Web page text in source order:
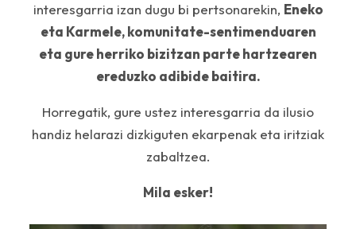
interesgarria izan dugu bi pertsonarekin, Eneko
eta Karmele, komunitate-sentimenduaren
eta gure herriko bizitzan parte hartzearen
ereduzko adibide baitira.
Horregatik, gure ustez interesgarria da ilusio
handiz helarazi dizkiguten ekarpenak eta iritziak
zabaltzea.
Mila esker!